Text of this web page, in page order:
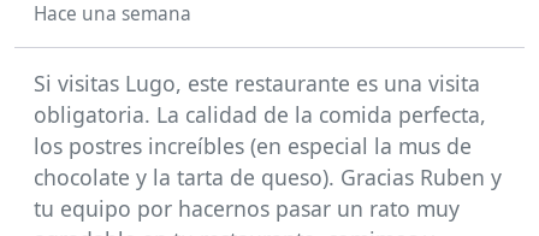
Hace una semana
Si visitas Lugo, este restaurante es una visita
obligatoria. La calidad de la comida perfecta,
los postres increíbles (en especial la mus de
chocolate y la tarta de queso). Gracias Ruben y
tu equipo por hacernos pasar un rato muy